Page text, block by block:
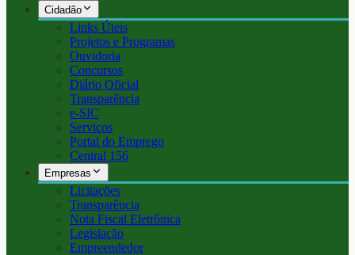
Cidadão
Links Úteis
Projetos e Programas
Ouvidoria
Concursos
Diário Oficial
Transparência
e-SIC
Serviços
Portal do Emprego
Central 156
Empresas
Licitações
Transparência
Nota Fiscal Eletrônica
Legislação
Empreendedor